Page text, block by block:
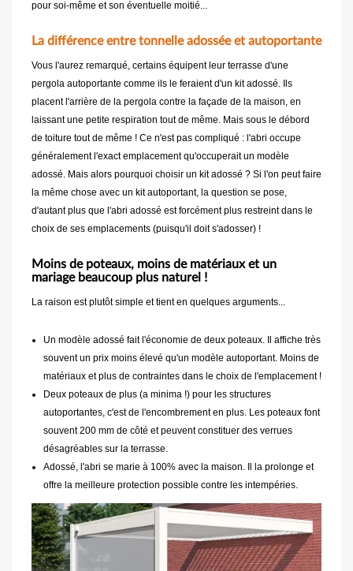
pour soi-même et son éventuelle moitié...
La différence entre tonnelle adossée et autoportante
Vous l'aurez remarqué, certains équipent leur terrasse d'une
pergola autoportante comme ils le feraient d'un kit adossé. Ils
placent l'arrière de la pergola contre la façade de la maison, en
laissant une petite respiration tout de même. Mais sous le débord
de toiture tout de même ! Ce n'est pas compliqué : l'abri occupe
généralement l'exact emplacement qu'occuperait un modèle
adossé. Mais alors pourquoi choisir un kit adossé ? Si l'on peut faire
la même chose avec un kit autoportant, la question se pose,
d'autant plus que l'abri adossé est forcément plus restreint dans le
choix de ses emplacements (puisqu'il doit s'adosser) !
Moins de poteaux, moins de matériaux et un
mariage beaucoup plus naturel !
La raison est plutôt simple et tient en quelques arguments...
Un modèle adossé fait l'économie de deux poteaux. Il affiche très
souvent un prix moins élevé qu'un modèle autoportant. Moins de
matériaux et plus de contraintes dans le choix de l'emplacement !
Deux poteaux de plus (a minima !) pour les structures
autoportantes, c'est de l'encombrement en plus. Les poteaux font
souvent 200 mm de côté et peuvent constituer des verrues
désagréables sur la terrasse.
Adossé, l'abri se marie à 100% avec la maison. Il la prolonge et
offre la meilleure protection possible contre les intempéries.